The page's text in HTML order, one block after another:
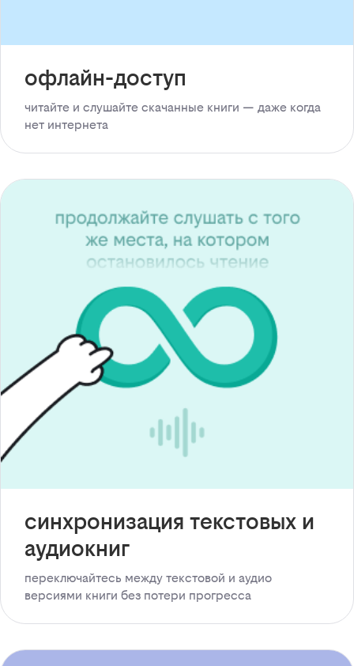
офлайн-доступ
читайте и слушайте скачанные книги — даже когда
нет интернета
синхронизация текстовых и
аудиокниг
переключайтесь между текстовой и аудио
версиями книги без потери прогресса